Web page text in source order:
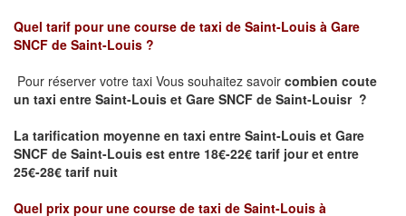
Quel tarif pour une course de taxi de Saint-Louis à Gare
SNCF de Saint-Louis ?
Pour réserver votre taxi Vous souhaitez savoir combien coute
un taxi entre Saint-Louis et Gare SNCF de Saint-Louisr ?
La tarification moyenne en taxi entre Saint-Louis et Gare
SNCF de Saint-Louis est entre 18€-22€ tarif jour et entre
25€-28€ tarif nuit
Quel prix pour une course de taxi de Saint-Louis à